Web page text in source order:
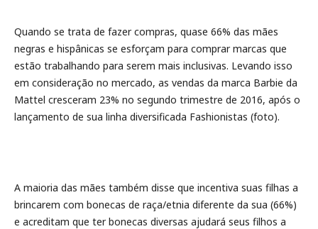
Quando se trata de fazer compras, quase 66% das mães
negras e hispânicas se esforçam para comprar marcas que
estão trabalhando para serem mais inclusivas. Levando isso
em consideração no mercado, as vendas da marca Barbie da
Mattel cresceram 23% no segundo trimestre de 2016, após o
lançamento de sua linha diversificada Fashionistas (foto).
A maioria das mães também disse que incentiva suas filhas a
brincarem com bonecas de raça/etnia diferente da sua (66%)
e acreditam que ter bonecas diversas ajudará seus filhos a